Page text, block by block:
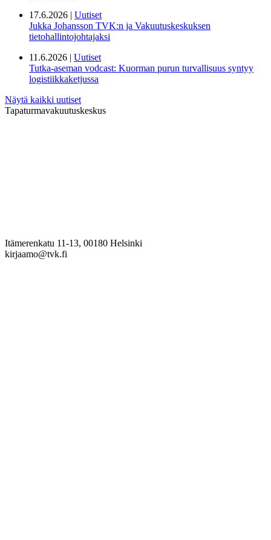
17.6.2026 | Uutiset
Jukka Johansson TVK:n ja Vakuutuskeskuksen
tietohallintojohtajaksi
11.6.2026 | Uutiset
Tutka-aseman vodcast: Kuorman purun turvallisuus syntyy
logistiikkaketjussa
Näytä kaikki uutiset
Tapaturmavakuutuskeskus
Itämerenkatu 11-13, 00180 Helsinki
kirjaamo@tvk.fi